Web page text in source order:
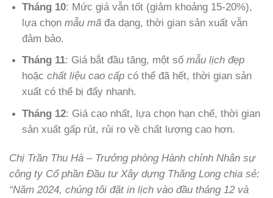
Tháng 10: Mức giá vẫn tốt (giảm khoảng 15-20%),
lựa chọn mẫu mãđa dạng, thời gian sản xuất vẫn
đảm bảo.
Tháng 11: Giá bắt đầu tăng, một số mẫu lịch đẹp
hoặc chất liệu cao cấpcó thể đã hết, thời gian sản
xuất có thể bị đẩy nhanh.
Tháng 12: Giá cao nhất, lựa chọn hạn chế, thời gian
sản xuất gấp rút, rủi ro về chất lượng cao hơn.
Chị Trần Thu Hà – Trưởng phòng Hành chính Nhân sự
công ty Cổ phần Đầu tư Xây dựng Thăng Long chia sẻ:
“Năm 2024, chúng tôi đặt in lịch vào đầu tháng 12 và